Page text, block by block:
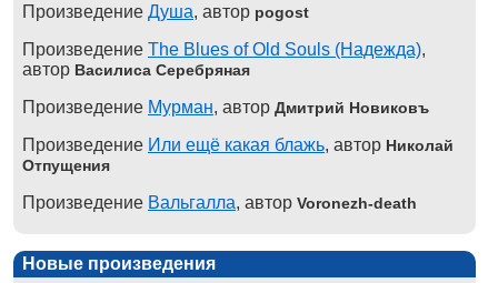
Произведение Душа, автор pogost
Произведение The Blues of Old Souls (Надежда),
автор Василиса Серебряная
Произведение Мурман, автор Дмитрий Новиковъ
Произведение Или ещё какая блажь, автор Николай
Отпущения
Произведение Вальгалла, автор Voronezh-death
Новые произведения